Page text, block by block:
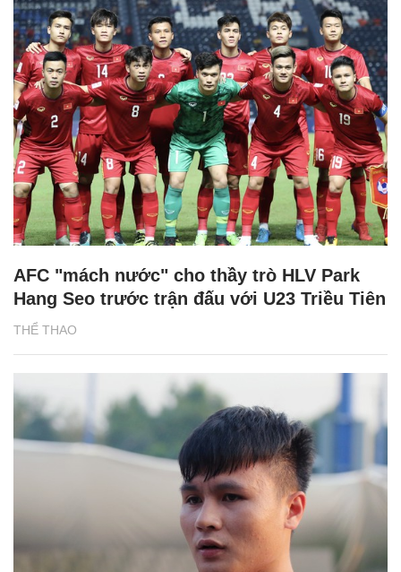
THỂ THAO
AFC "mách nước" cho thầy trò HLV Park
Hang Seo trước trận đấu với U23 Triều Tiên